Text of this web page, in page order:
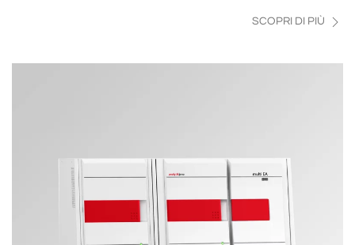
SCOPRI DI PIÙ